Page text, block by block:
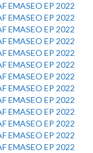
EMASEO EP 2022
EMASEO EP 2022
EMASEO EP 2022
EMASEO EP 2022
EMASEO EP 2022
EMASEO EP 2022
EMASEO EP 2022
EMASEO EP 2022
EMASEO EP 2022
EMASEO EP 2022
EMASEO EP 2022
EMASEO EP 2022
EMASEO EP 2022